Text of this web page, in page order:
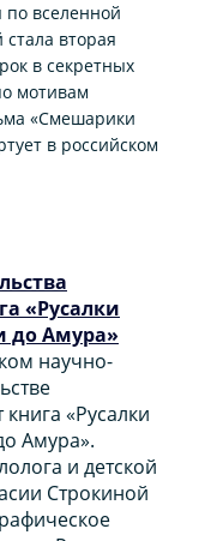
по вселенной
вторая
в секретных
мотивам
«Смешарики
в российском
«Русалки
до Амура»
научно-
«Русалки
Амура».
и детской
Строкиной